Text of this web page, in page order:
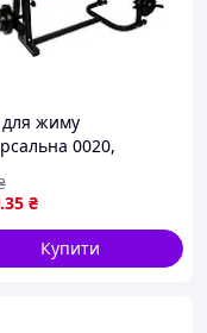
жиму
0020,
.35 ₴
Купити